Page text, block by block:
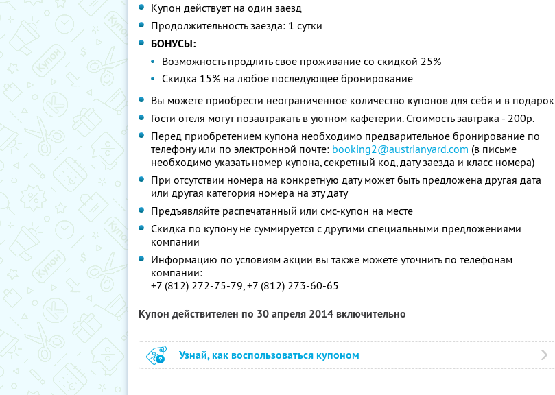
Купон действует на один заезд
Продолжительность заезда: 1 сутки
БОНУСЫ:
Возможность продлить свое проживание со скидкой 25%
Скидка 15% на любое последующее бронирование
Вы можете приобрести неограниченное количество купонов для себя и в подарок
Гости отеля могут позавтракать в уютном кафетерии. Стоимость завтрака - 200р.
Перед приобретением купона необходимо предварительное бронирование по
телефону или по электронной почте: booking2@austrianyard.com (в письме
необходимо указать номер купона, секретный код, дату заезда и класс номера)
При отсутствии номера на конкретную дату может быть предложена другая дата
или другая категория номера на эту дату
Предъявляйте распечатанный или смс-купон на месте
Скидка по купону не суммируется с другими специальными предложениями
компании
Информацию по условиям акции вы также можете уточнить по телефонам
компании:
+7 (812) 272-75-79, +7 (812) 273-60-65
Купон действителен по 30 апреля 2014 включительно
Узнай, как воспользоваться купоном